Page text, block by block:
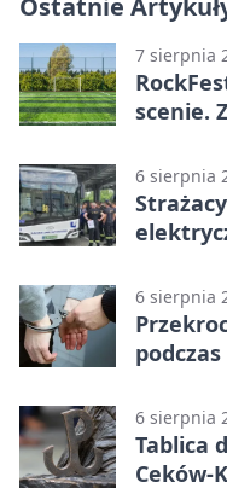
Ostatnie
7 sierpnia
scenie.
6 sierpnia
6 sierpnia
6 sierpnia
Tablica
Ceków-